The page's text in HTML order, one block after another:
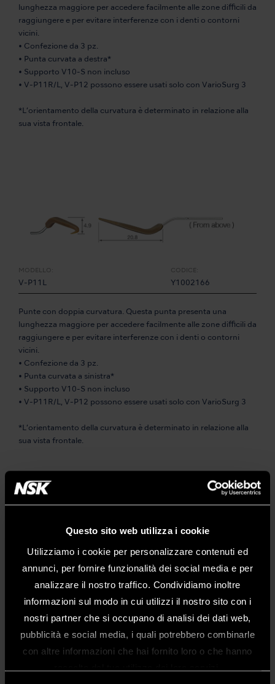
Questo sito web utilizza i cookie
Utilizziamo i cookie per personalizzare contenuti ed
annunci, per fornire funzionalità dei social media e per
analizzare il nostro traffico. Condividiamo inoltre
informazioni sul modo in cui utilizzi il nostro sito con i
nostri partner che si occupano di analisi dei dati web,
pubblicità e social media, i quali potrebbero combinarle
con altre informazioni che hai fornito loro o che hanno
Benvenuti nel sito web di NSK Dental
Italy
lunghezza maggiore per accedere facilmente alle zone difficili da
raggiungere e per evitare interferenze con i denti o contorni
vicini.
• Confezione da 3 pz.
• Punta curvata a destra*
• Supporto V10-S non incluso
• V-P11R/L, V-P12 possono essere usati solo con VarioSurg 3
*L’orientamento della curvatura è determinato in relazione alla
sua vista frontale.
MODELLO:
V-P11L
CODICE:
Y1002166
Punte con doppia curvatura. Questa punta presenta una
lunghezza maggiore per accedere facilmente alle zone difficili da
raggiungere e per evitare interferenze con i denti o contorni
vicini.
• Confezione da 3 pz.
• Punta curvata a sinistra*
• Supporto V10-S non incluso
• V-P11R/L, V-P12 possono essere usati solo con VarioSurg 3
*L’orientamento della curvatura è determinato in relazione alla
sua vista frontale.
MODELLO:
V-P12
CODICE:
Y1002167
• Supporto V10-S non incluso